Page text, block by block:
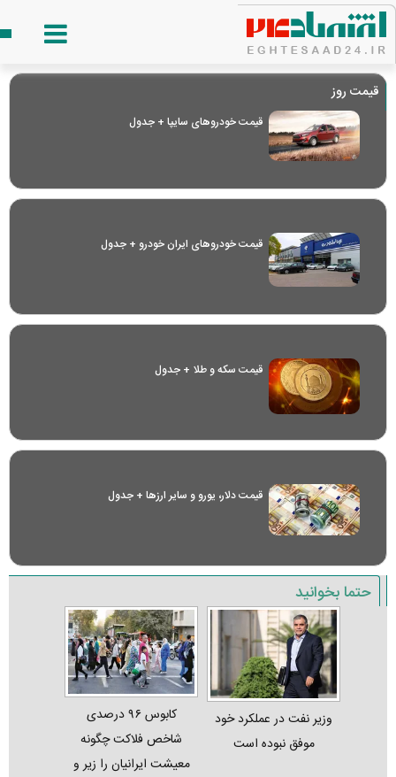
قیمت روز
قیمت خودرو‌های سایپا + جدول
قیمت خودرو‌های ایران خودرو + جدول
قیمت سکه و طلا + جدول
قیمت دلار، یورو و سایر ارز‌ها + جدول
حتما بخوانید
وزیر نفت در عملکرد خود
موفق نبوده است
کابوس ۹۶ درصدی
شاخص فلاکت چگونه
معیشت ایرانیان را زیر و